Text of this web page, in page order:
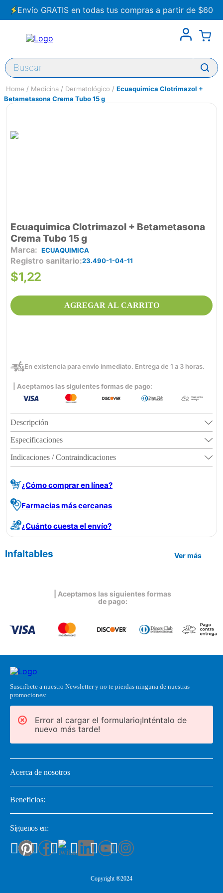
Envío GRATIS en todas tus compras a partir de $60
Buscar
Medicina Dermatológico
Ecuaquimica Clotrimazol +
Betametasona Crema Tubo 15 g
Ecuaquimica Clotrimazol + Betametasona
Crema Tubo 15 g
ECUAQUIMICA
Registro sanitario 23.490-1-04-11
$1,22
AGREGAR AL CARRITO
En existencia para envío inmediato. Entrega de 1 a 3 horas.
| Aceptamos las siguientes formas de pago:
Descripción
Especificaciones
Indicaciones / Contraindicaciones
¿Cómo comprar en línea?
Farmacias más cercanas
¿Cuánto cuesta el envío?
Infaltables Ver más
| Aceptamos las siguientes formas
de pago:
Suscríbete a nuestro Newsletter y no te pierdas ninguna de nuestras
promociones:
Error al cargar el formulario¡Inténtalo de
nuevo más tarde!
Acerca de nosotros
Beneficios:
Síguenos en:
Copyright ®2024